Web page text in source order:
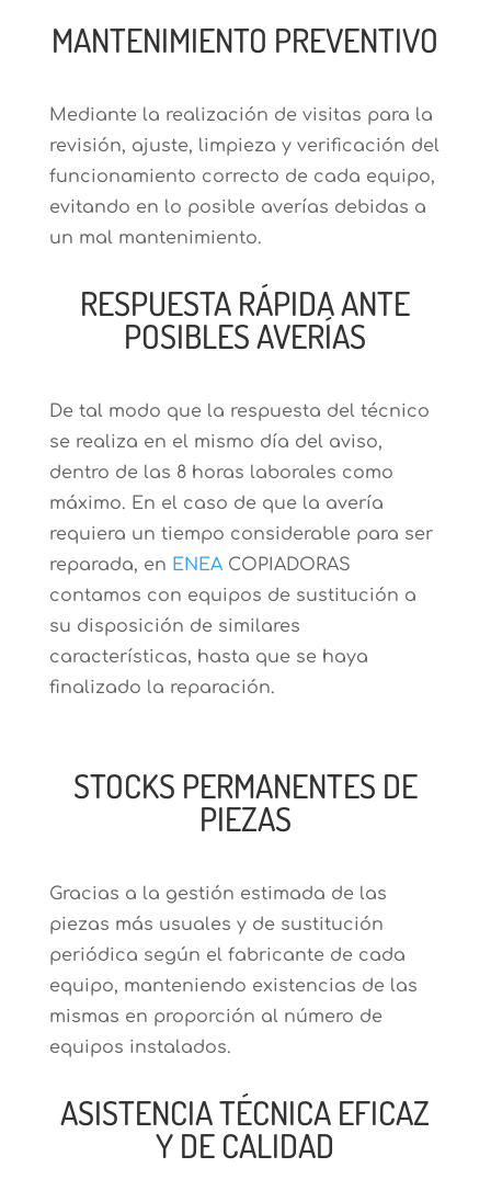
MANTENIMIENTO PREVENTIVO
Mediante la realización de visitas para la
revisión, ajuste, limpieza y verificación del
funcionamiento correcto de cada equipo,
evitando en lo posible averías debidas a
un mal mantenimiento.
RESPUESTA RÁPIDA ANTE
POSIBLES AVERÍAS
De tal modo que la respuesta del técnico
se realiza en el mismo día del aviso,
dentro de las 8 horas laborales como
máximo. En el caso de que la avería
requiera un tiempo considerable para ser
reparada, en ENEACOPIADORAS
contamos con equipos de sustitución a
su disposición de similares
características, hasta que se haya
finalizado la reparación.
STOCKS PERMANENTES DE
PIEZAS
Gracias a la gestión estimada de las
piezas más usuales y de sustitución
periódica según el fabricante de cada
equipo, manteniendo existencias de las
mismas en proporción al número de
equipos instalados.
ASISTENCIA TÉCNICA EFICAZ
Y DE CALIDAD